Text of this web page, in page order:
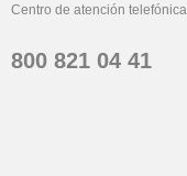
Centro de atención telefónica
800 821 04 41